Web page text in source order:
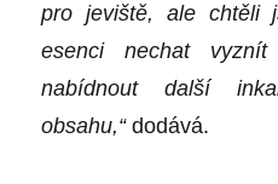
pro jeviště, ale chtěli
esenci nechat
nabídnout další
obsahu,“dodává.